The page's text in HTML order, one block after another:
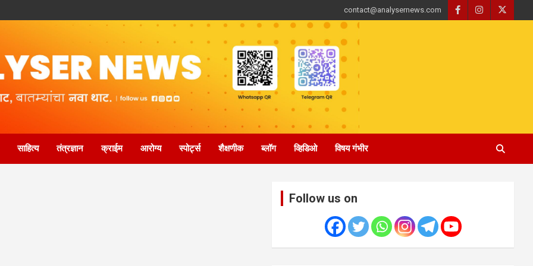
contact@analysernews.com
साहित्य तंत्रज्ञान क्राईम आरोग्य स्पोर्ट्स शैक्षणीक ब्लॉग व्हिडिओ विषय गंभीर
Follow us on